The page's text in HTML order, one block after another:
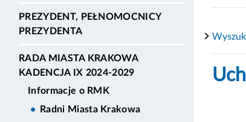
PREZYDENT, PEŁNOMOCNICY
PREZYDENTA
RADA MIASTA KRAKOWA
KADENCJA IX 2024-2029
Informacje o RMK
Radni Miasta Krakowa